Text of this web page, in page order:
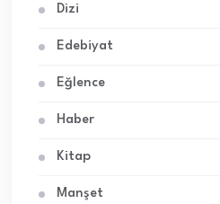
Dizi
Edebiyat
Eğlence
Haber
Kitap
Manşet